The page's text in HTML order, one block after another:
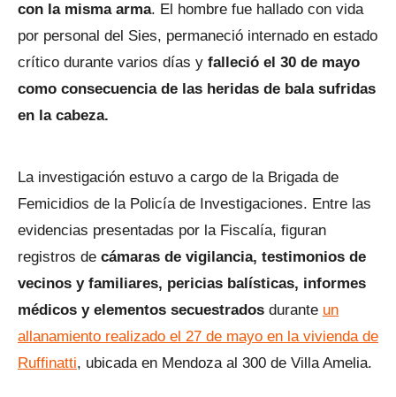
con la misma arma. El hombre fue hallado con vida
por personal del Sies, permaneció internado en estado
crítico durante varios días y falleció el 30 de mayo
como consecuencia de las heridas de bala sufridas
en la cabeza.
La investigación estuvo a cargo de la Brigada de
Femicidios de la Policía de Investigaciones. Entre las
evidencias presentadas por la Fiscalía, figuran
registros de cámaras de vigilancia, testimonios de
vecinos y familiares, pericias balísticas, informes
médicos y elementos secuestrados durante un
allanamiento realizado el 27 de mayo en la vivienda de
Ruffinatti, ubicada en Mendoza al 300 de Villa Amelia.